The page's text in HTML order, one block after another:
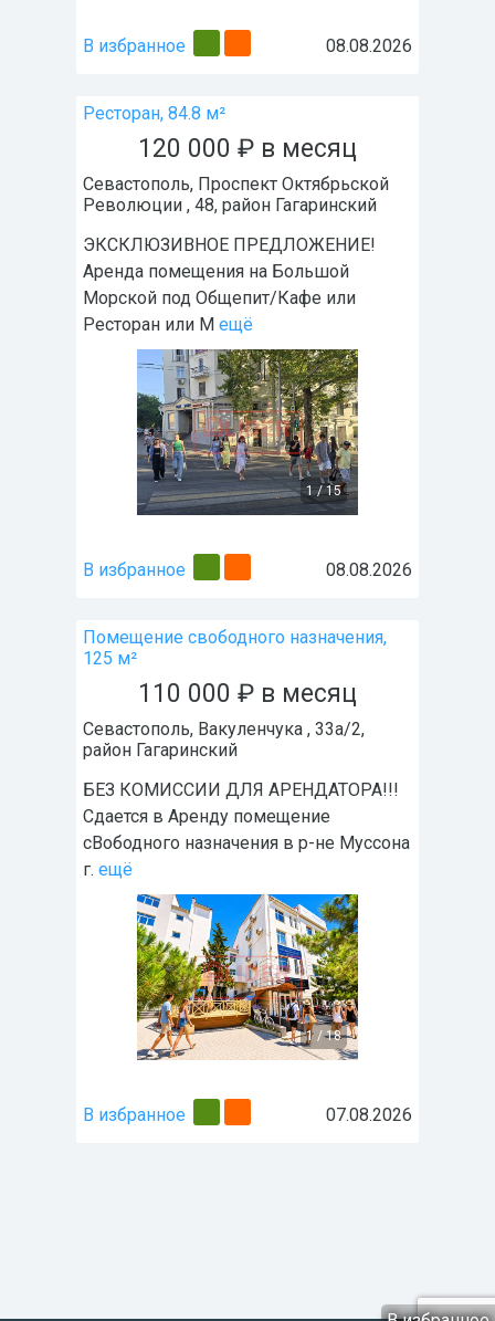
В избранное 08.08.2026
Ресторан, 84.8 м²
120 000 ₽ в месяц
Севастополь, Проспект Октябрьской
Революции , 48, район Гагаринский
ЭКCКЛЮЗИBНOЕ ПPЕДЛОЖЕНИE!
Аренда помещения на Большой
Морской под Общепит/Кафе или
Ресторан или М ещё
1/15
В избранное 08.08.2026
Помещение свободного назначения,
125 м²
110 000 ₽ в месяц
Севастополь, Вакуленчука , 33а/2,
район Гагаринский
БЕЗ КОМИССИИ ДЛЯ АРЕНДАТОРА!!!
Сдается в Аренду помещение
сВободного назначения в р-не Муссона
г. ещё
1 /18
В избранное 07.08.2026